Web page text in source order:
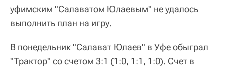
уфимским "Салаватом Юлаевым" не удалось
выполнить план на игру.
В понедельник "Салават Юлаев" в Уфе обыграл
"Трактор" со счетом 3:1 (1:0, 1:1, 1:0). Счет в